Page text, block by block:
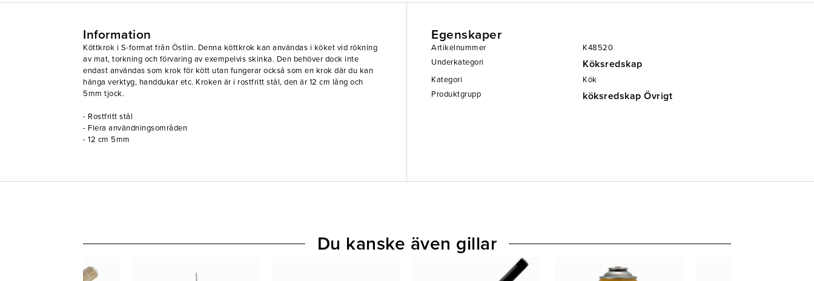
Information
Köttkrok i S-format från Östlin. Denna köttkrok kan användas i köket vid rökning
av mat, torkning och förvaring av exempelvis skinka. Den behöver dock inte
endast användas som krok för kött utan fungerar också som en krok där du kan
hänga verktyg, handdukar etc. Kroken är i rostfritt stål, den är 12 cm lång och
5mm tjock.
- Rostfritt stål
- Flera användningsområden
- 12 cm 5mm
Egenskaper
Artikelnummer
K48520
Underkategori
Köksredskap
Kategori
Kök
Produktgrupp
köksredskap Övrigt
Du kanske även gillar